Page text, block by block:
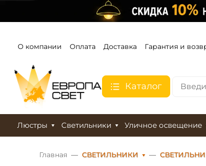
О компании Оплата Доставка Гарантия и
Каталог
Люстры Светильники Уличное освещение
Главная СВЕТИЛЬНИКИ